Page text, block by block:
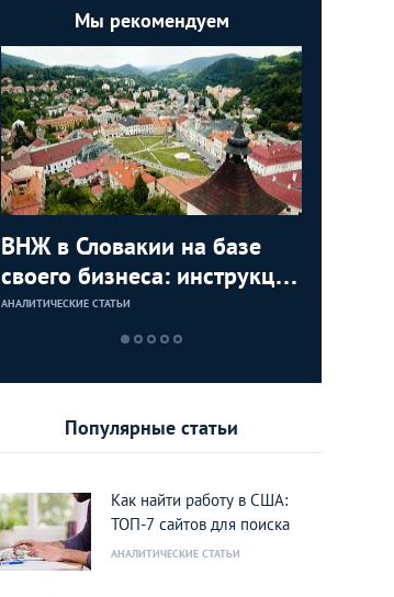
Мы рекомендуем
ВНЖ в Словакии на базе
своего бизнеса: инструкция
для граждан СНГ
АНАЛИТИЧЕСКИЕ СТАТЬИ
Популярные статьи
Как найти работу в США:
ТОП-7 сайтов для поиска
АНАЛИТИЧЕСКИЕ СТАТЬИ